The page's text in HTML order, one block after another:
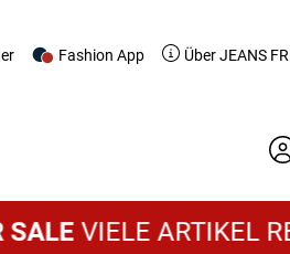
Fashion App Über JEANS
ARTIKEL